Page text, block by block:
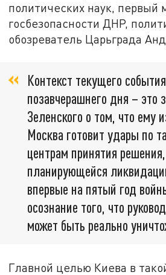
политических наук, первый
госбезопасности ДНР,
обозреватель Царьграда
Контекст текущего
позавчерашнего дня – это
Зеленского о том, что ему
Москва готовит удары по
центрам принятия
планирующейся
впервые на пятый год
осознание того, что
может быть реально
Главной целью Киева в